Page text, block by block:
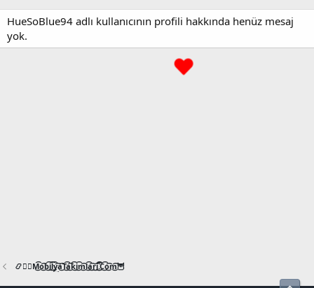
HueSoBlue94 adlı kullanıcının profili hakkında henüz mesaj
yok.
📿🧙‍♂️M͜͡o͜͡b͜͡i͜͡l͜͡y͜͡a͜͡T͜͡a͜͡k͜͡i͜͡m͜͡l͜͡a͜͡r͜͡i͜͡.͜͡C͜͡o͜͡m͜͡🦉